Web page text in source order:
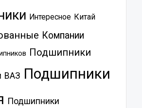
Интересное Китай
Компании
Подшипники
ВАЗ Подшипники
Подшипники